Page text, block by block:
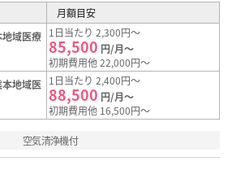
月額目安
域医療 1日当たり 2,300円～
85,500 円/月～
初期費用他 22,000円～
地域医 1日当たり 2,400円～
88,500 円/月～
初期費用他 16,500円～
空気清浄機付